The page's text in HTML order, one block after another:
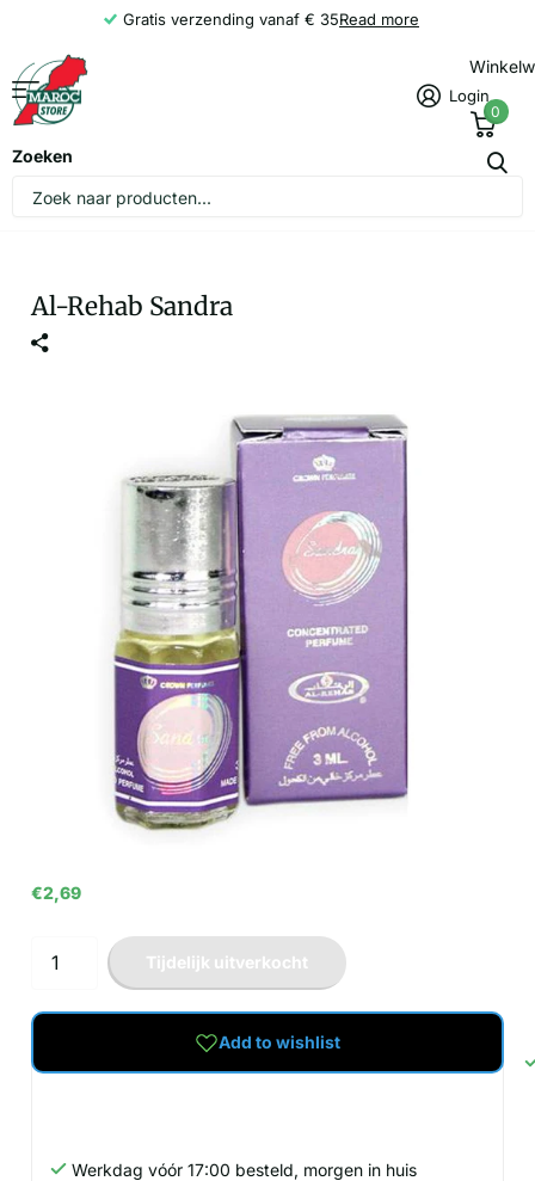
Gratis verzending vanaf € 35Read more
Zoeken
Login
0
Al-Rehab Sandra
€2,69
Tijdelijk uitverkocht
Add to wishlist
Werkdag vóór 17:00 besteld, morgen in huis